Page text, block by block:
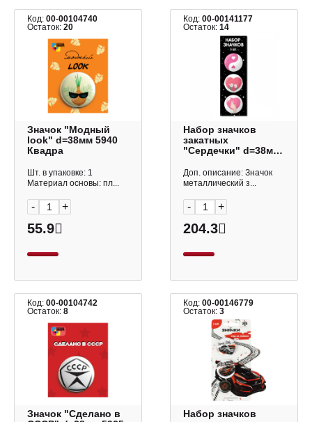
Код: 00-00104740
Остаток: 20
Значок "Модный
look" d=38мм 5940
Квадра
Шт. в упаковке: 1
Материал основы: пл...
- +
55.9
Код:00-00141177
Остаток:14
Набор значков
закатных
"Сердечки" d=38мм,
Квадра
Доп. описание: Значок
металлический з...
- +
204.3
Код: 00-00104742
Остаток: 8
Значок "Сделано в
Код:00-00146779
Остаток:3
Набор значков